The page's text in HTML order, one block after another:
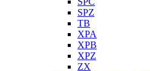
SPZ
TB
XPA
XPB
XPZ
ZX